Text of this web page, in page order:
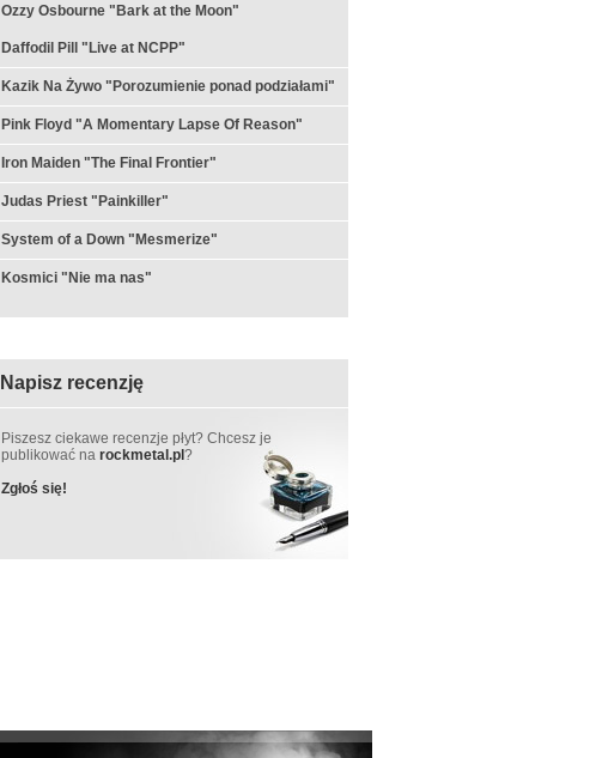
Ozzy Osbourne "Bark at the Moon"
Daffodil Pill "Live at NCPP"
Kazik Na Żywo "Porozumienie ponad podziałami"
Pink Floyd "A Momentary Lapse Of Reason"
Iron Maiden "The Final Frontier"
Judas Priest "Painkiller"
System of a Down "Mesmerize"
Kosmici "Nie ma nas"
Napisz recenzję
Piszesz ciekawe recenzje płyt? Chcesz je
publikować na rockmetal.pl ?
Zgłoś się!